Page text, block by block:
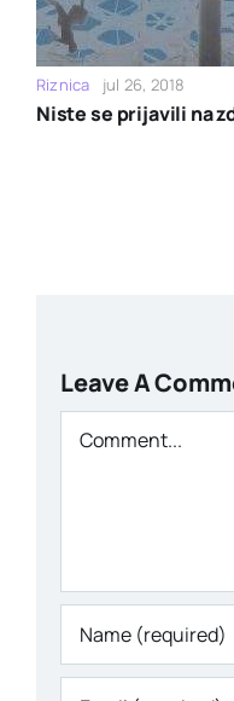
Riznica jul 26, 2018
Niste se prijavili na
Leave A
Comment